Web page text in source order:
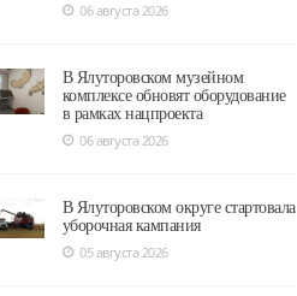
06 августа 2026
В Ялуторовском музейном
комплексе обновят оборудование
в рамках нацпроекта
06 августа 2026
В Ялуторовском округе стартовала
уборочная кампания
05 августа 2026